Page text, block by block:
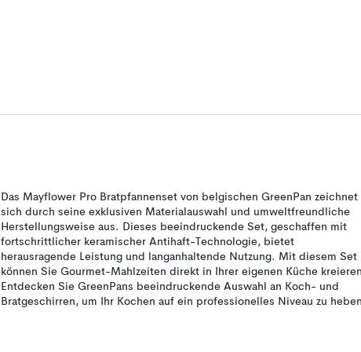
Das Mayflower Pro Bratpfannenset von belgischen GreenPan zeichnet
sich durch seine exklusiven Materialauswahl und umweltfreundliche
Herstellungsweise aus. Dieses beeindruckende Set, geschaffen mit
fortschrittlicher keramischer Antihaft-Technologie, bietet
herausragende Leistung und langanhaltende Nutzung. Mit diesem Set
können Sie Gourmet-Mahlzeiten direkt in Ihrer eigenen Küche
Entdecken Sie GreenPans beeindruckende Auswahl an Koch- und
Bratgeschirren, um Ihr Kochen auf ein professionelles Niveau zu